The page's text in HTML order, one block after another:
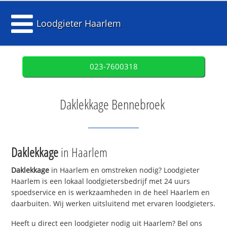
Loodgieter Haarlem
023-7600318
Daklekkage Bennebroek
Daklekkagein Haarlem
Daklekkage in Haarlem en omstreken nodig? Loodgieter
Haarlem is een lokaal loodgietersbedrijf met 24 uurs
spoedservice en is werkzaamheden in de heel Haarlem en
daarbuiten. Wij werken uitsluitend met ervaren loodgieters.
Heeft u direct een loodgieter nodig uit Haarlem? Bel ons